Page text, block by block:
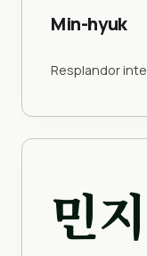
Min-hyuk
Resplandor
민지